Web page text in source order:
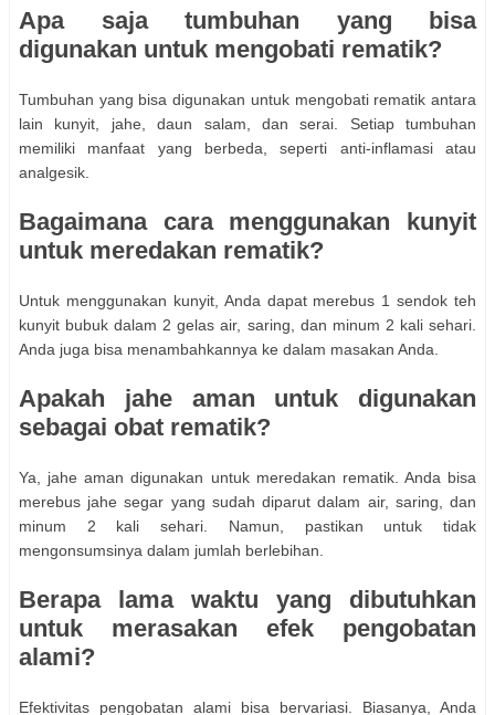
Apa saja tumbuhan yang bisa
digunakan untuk mengobati rematik?
Tumbuhan yang bisa digunakan untuk mengobati rematik antara
lain kunyit, jahe, daun salam, dan serai. Setiap tumbuhan
memiliki manfaat yang berbeda, seperti anti-inflamasi atau
analgesik.
Bagaimana cara menggunakan kunyit
untuk meredakan rematik?
Untuk menggunakan kunyit, Anda dapat merebus 1 sendok teh
kunyit bubuk dalam 2 gelas air, saring, dan minum 2 kali sehari.
Anda juga bisa menambahkannya ke dalam masakan Anda.
Apakah jahe aman untuk digunakan
sebagai obat rematik?
Ya, jahe aman digunakan untuk meredakan rematik. Anda bisa
merebus jahe segar yang sudah diparut dalam air, saring, dan
minum 2 kali sehari. Namun, pastikan untuk tidak
mengonsumsinya dalam jumlah berlebihan.
Berapa lama waktu yang dibutuhkan
untuk merasakan efek pengobatan
alami?
Efektivitas pengobatan alami bisa bervariasi. Biasanya, Anda